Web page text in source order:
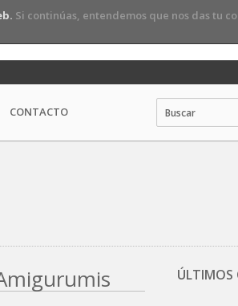
Si continúas, entendemos que nos das tu
CONTACTO
ÚLTIMOS